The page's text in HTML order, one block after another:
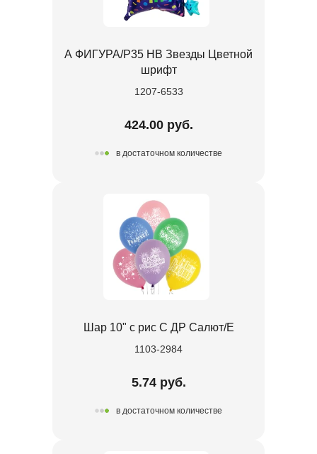
А ФИГУРА/P35 HB Звезды Цветной
шрифт
1207-6533
424.00 руб.
в достаточном количестве
Шар 10" с рис С ДР Салют/Е
1103-2984
5.74 руб.
в достаточном количестве